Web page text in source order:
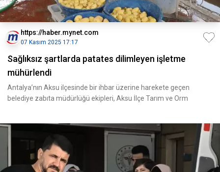
https://haber.mynet.com
07 Kasım 2025 17:17
Sağlıksız şartlarda patates dilimleyen işletme
mühürlendi
Antalya’nın Aksu ilçesinde bir ihbar üzerine harekete geçen
belediye zabıta müdürlüğü ekipleri, Aksu İlçe Tarım ve Orm